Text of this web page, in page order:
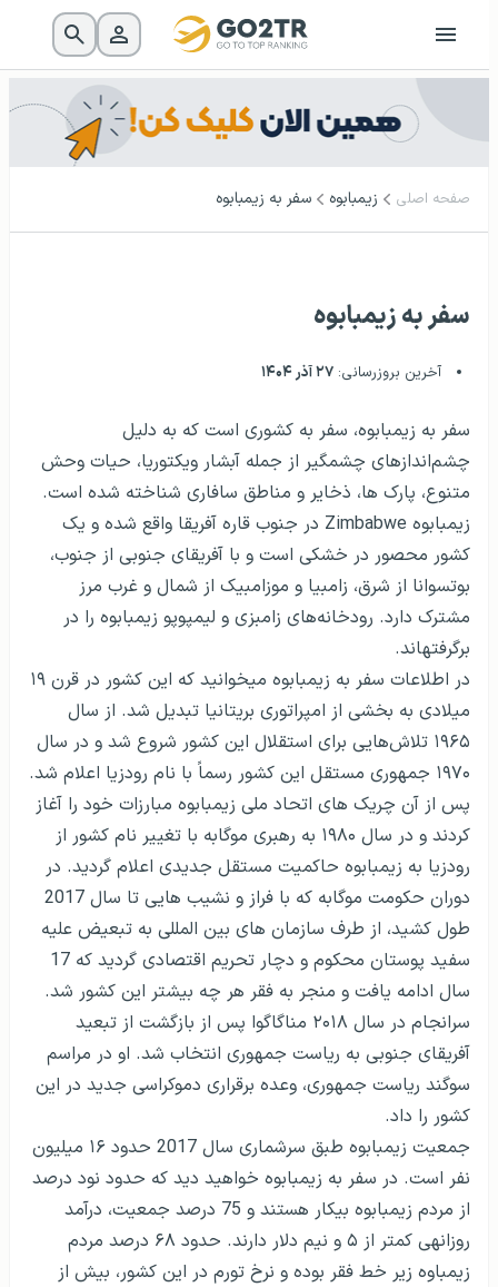
صفحه اصلی زیمبابوه سفر به زیمبابوه
سفر به زیمبابوه
آخرین بروزرسانی: ۲۷ آذر ۱۴۰۴
سفر به زیمبابوه، سفر به کشوری است که به دلیل
چشم‌اندازهای چشمگیر از جمله آبشار ویکتوریا، حیات وحش
متنوع، پارک ها، ذخایر و مناطق سافاری شناخته شده است.
زیمبابوه Zimbabwe در جنوب قاره آفریقا واقع شده و یک
کشور محصور در خشکی است و با آفریقای جنوبی از جنوب،
بوتسوانا از شرق، زامبیا و موزامبیک از شمال و غرب ‌مرز
مشترک دارد. رودخانه‌های زامبزی و لیمپوپو زیمبابوه را در
برگرفته­اند.
در اطلاعات سفر به زیمبابوه می­خوانید که این کشور در قرن ۱۹
میلادی به بخشی از امپراتوری بریتانیا تبدیل شد. از سال
۱۹۶۵ تلاش‌هایی برای استقلال این کشور شروع شد و در سال
۱۹۷۰ جمهوری مستقل این کشور رسماً با نام رودزیا اعلام شد.
پس از آن چریک های اتحاد ملی زیمبابوه مبارزات خود را آغاز
کردند و در سال ۱۹۸۰ به رهبری موگابه با تغییر نام کشور از
رودزیا به زیمبابوه حاکمیت مستقل جدیدی اعلام گردید. در
دوران حکومت موگابه که با فراز و نشیب هایی تا سال 2017
طول کشید، از طرف سازمان های بین المللی به تبعیض علیه
سفید پوستان محکوم و دچار تحریم اقتصادی گردید که 17
سال ادامه یافت و منجر به فقر هر چه بیشتر این کشور شد.
سرانجام در سال ۲۰۱۸ مناگاگوا پس از بازگشت از تبعید
آفریقای جنوبی به ریاست جمهوری انتخاب شد. او در مراسم
سوگند ریاست جمهوری، وعده برقراری دموکراسی جدید در این
کشور را داد.
جمعیت زیمبابوه طبق سرشماری سال 2017 حدود ۱۶ میلیون
نفر است. در سفر به زیمبابوه خواهید دید که حدود نود درصد
از مردم زیمبابوه بیکار هستند و 75 درصد جمعیت، درآمد
روزانه­ی کمتر از ۵ و نیم دلار دارند. حدود ۶۸ درصد مردم
زیمباوه زیر خط فقر بوده و نرخ تورم در این کشور، بیش از